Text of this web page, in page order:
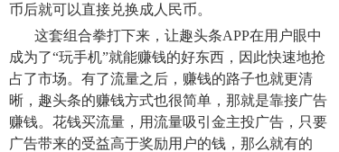
币后就可以直接兑换成人民币。
这套组合拳打下来，让趣头条APP在用户眼中
成为了“玩手机”就能赚钱的好东西，因此快速地抢
占了市场。有了流量之后，赚钱的路子也就更清
晰，趣头条的赚钱方式也很简单，那就是靠接广告
赚钱。花钱买流量，用流量吸引金主投广告，只要
广告带来的受益高于奖励用户的钱，那么就有的